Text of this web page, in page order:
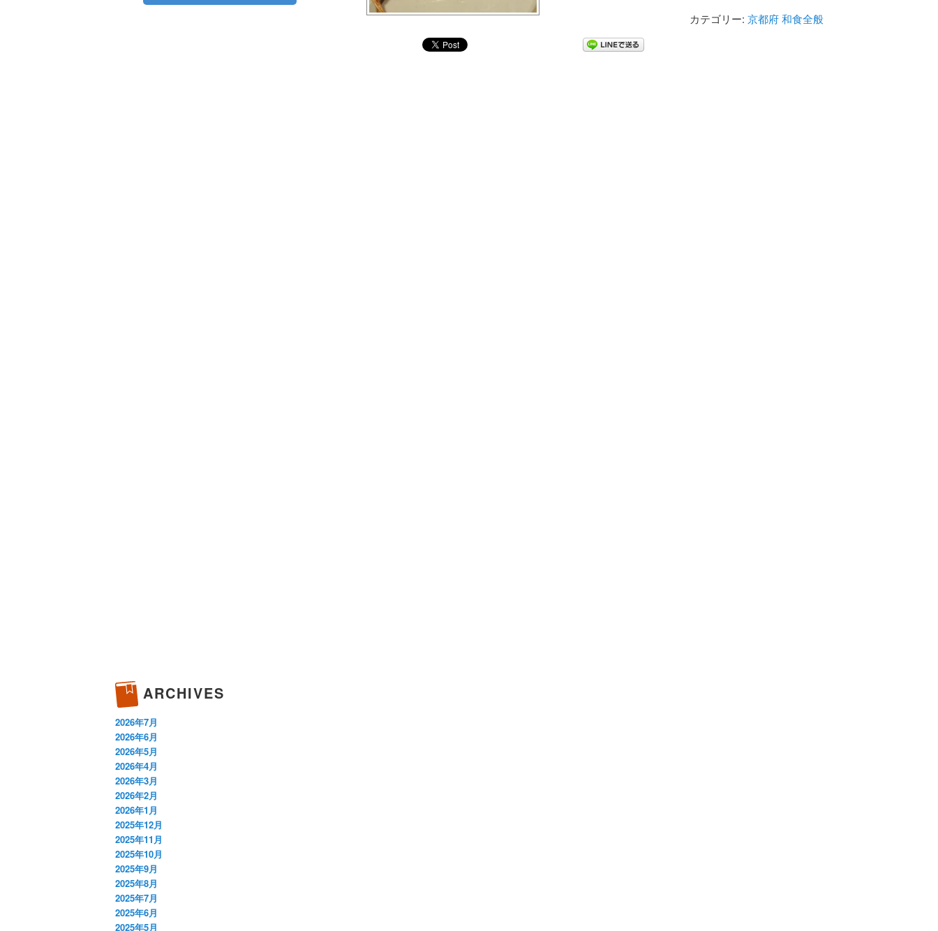
カテゴリー: 京都府 和食全般
ARCHIVES
2026年7月
2026年6月
2026年5月
2026年4月
2026年3月
2026年2月
2026年1月
2025年12月
2025年11月
2025年10月
2025年9月
2025年8月
2025年7月
2025年6月
2025年5月